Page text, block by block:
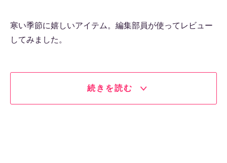
寒い季節に嬉しいアイテム。編集部員が使ってレビュー
してみました。
続きを読む